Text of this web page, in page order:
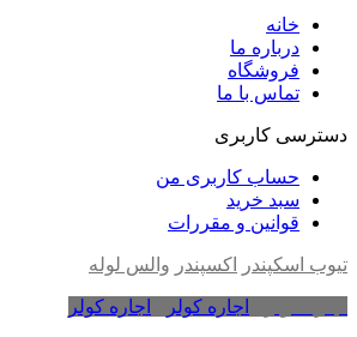
خانه
درباره ما
فروشگاه
تماس با ما
دسترسی کاربری
حساب کاربری من
سبد خرید
قوانین و مقررات
تیوب اسکپندر اکسپندر والس لوله
اجاره کولر اجاره کولر